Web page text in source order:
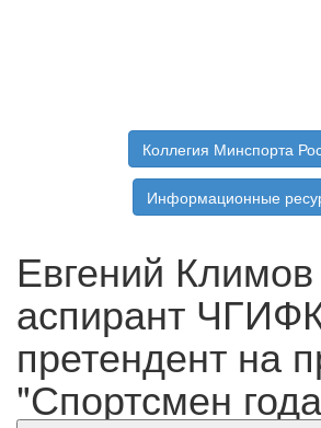
Коллегия Минспорта
Информационные
Евгений Климов
аспирант
претендент на
"Спортсмен